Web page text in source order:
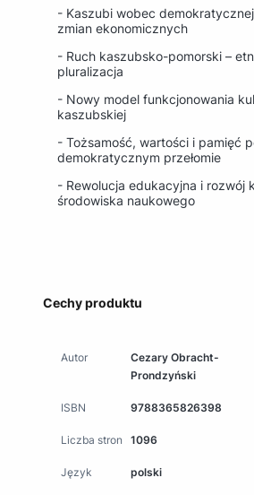
- Kaszubi wobec
zmian ekonomicznych
- Ruch kaszubsko-pomorski –
pluralizacja
- Nowy model funkcjonowania
kaszubskiej
- Tożsamość, wartości i pamięć
demokratycznym przełomie
- Rewolucja edukacyjna i rozwój
środowiska naukowego
Cechy produktu
Autor
Cezary Obracht-
Prondzyński
ISBN 9788365826398
Liczba stron 1096
Język polski